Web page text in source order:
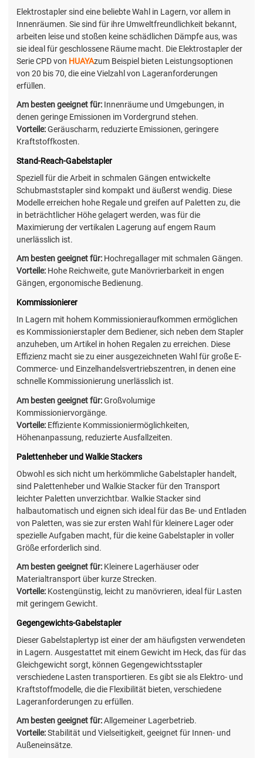
Elektrostapler sind eine beliebte Wahl in Lagern, vor allem in
Innenräumen. Sie sind für ihre Umweltfreundlichkeit bekannt,
arbeiten leise und stoßen keine schädlichen Dämpfe aus, was
sie ideal für geschlossene Räume macht. Die Elektrostapler der
Serie CPD von HUAYAzum Beispiel bieten Leistungsoptionen
von 20 bis 70, die eine Vielzahl von Lageranforderungen
erfüllen.
Am besten geeignet für: Innenräume und Umgebungen, in
denen geringe Emissionen im Vordergrund stehen.
Vorteile:Geräuscharm, reduzierte Emissionen, geringere
Kraftstoffkosten.
Stand-Reach-Gabelstapler
Speziell für die Arbeit in schmalen Gängen entwickelte
Schubmaststapler sind kompakt und äußerst wendig. Diese
Modelle erreichen hohe Regale und greifen auf Paletten zu, die
in beträchtlicher Höhe gelagert werden, was für die
Maximierung der vertikalen Lagerung auf engem Raum
unerlässlich ist.
Am besten geeignet für: Hochregallager mit schmalen Gängen.
Vorteile: Hohe Reichweite, gute Manövrierbarkeit in engen
Gängen, ergonomische Bedienung.
Kommissionierer
In Lagern mit hohem Kommissionieraufkommen ermöglichen
es Kommissionierstapler dem Bediener, sich neben dem Stapler
anzuheben, um Artikel in hohen Regalen zu erreichen. Diese
Effizienz macht sie zu einer ausgezeichneten Wahl für große E-
Commerce- und Einzelhandelsvertriebszentren, in denen eine
schnelle Kommissionierung unerlässlich ist.
Am besten geeignet für:Großvolumige
Kommissioniervorgänge.
Vorteile: Effiziente Kommissioniermöglichkeiten,
Höhenanpassung, reduzierte Ausfallzeiten.
Palettenheber und Walkie Stackers
Obwohl es sich nicht um herkömmliche Gabelstapler handelt,
sind Palettenheber und Walkie Stacker für den Transport
leichter Paletten unverzichtbar. Walkie Stacker sind
halbautomatisch und eignen sich ideal für das Be- und Entladen
von Paletten, was sie zur ersten Wahl für kleinere Lager oder
spezielle Aufgaben macht, für die keine Gabelstapler in voller
Größe erforderlich sind.
Am besten geeignet für: Kleinere Lagerhäuser oder
Materialtransport über kurze Strecken.
Vorteile: Kostengünstig, leicht zu manövrieren, ideal für Lasten
mit geringem Gewicht.
Gegengewichts-Gabelstapler
Dieser Gabelstaplertyp ist einer der am häufigsten verwendeten
in Lagern. Ausgestattet mit einem Gewicht im Heck, das für das
Gleichgewicht sorgt, können Gegengewichtsstapler
verschiedene Lasten transportieren. Es gibt sie als Elektro- und
Kraftstoffmodelle, die die Flexibilität bieten, verschiedene
Lageranforderungen zu erfüllen.
Am besten geeignet für:Allgemeiner Lagerbetrieb.
Vorteile:Stabilität und Vielseitigkeit, geeignet für Innen- und
Außeneinsätze.